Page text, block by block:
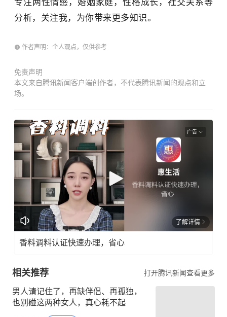
专注两性情感，婚姻家庭，性格成长，社交关系等
分析，关注我，为你带来更多知识。
作者声明：个人观点，仅供参考
免责声明
本文来自腾讯新闻客户端创作者，不代表腾讯新闻的观点和立
场。
广告
了解详情
香料调料认证快速办理，省心
相关推荐 打开腾讯新闻查看更多
男人请记住了，再缺伴侣、再孤独，
也别碰这两种女人，真心耗不起